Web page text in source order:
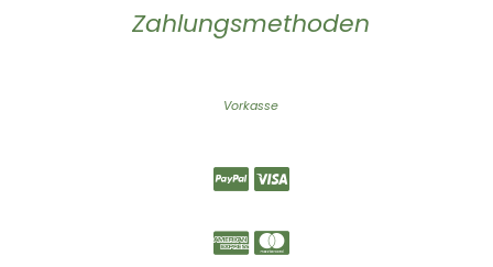
Zahlungsmethoden
Vorkasse